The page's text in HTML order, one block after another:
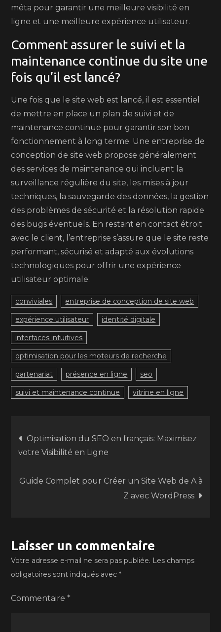
méta pour garantir une meilleure visibilité en
ligne et une meilleure expérience utilisateur.
Comment assurer le suivi et la
maintenance continue du site une
fois qu’il est lancé?
Une fois que le site web est lancé, il est essentiel
de mettre en place un plan de suivi et de
maintenance continue pour garantir son bon
fonctionnement à long terme. Une entreprise de
conception de site web propose généralement
des services de maintenance qui incluent la
surveillance régulière du site, les mises à jour
techniques, la sauvegarde des données, la gestion
des problèmes de sécurité et la résolution rapide
des bugs éventuels. En restant en contact étroit
avec le client, l’entreprise s’assure que le site reste
performant, sécurisé et adapté aux évolutions
technologiques pour offrir une expérience
utilisateur optimale.
conviviales entreprise de conception de site web
expérience utilisateur identité digitale
interfaces intuitives
optimisation pour les moteurs de recherche
partenariat présence en ligne seo
suivi et maintenance continue vitrine en ligne
Navigation
de
l’article
Optimisation du SEO en français: Maximisez
votre Visibilité en Ligne
Guide Complet pour Créer un Site Web de A à
Z avec WordPress
Laisser un commentaire
Votre adresse e-mail ne sera pas publiée. Les champs
obligatoires sont indiqués avec*
Commentaire*